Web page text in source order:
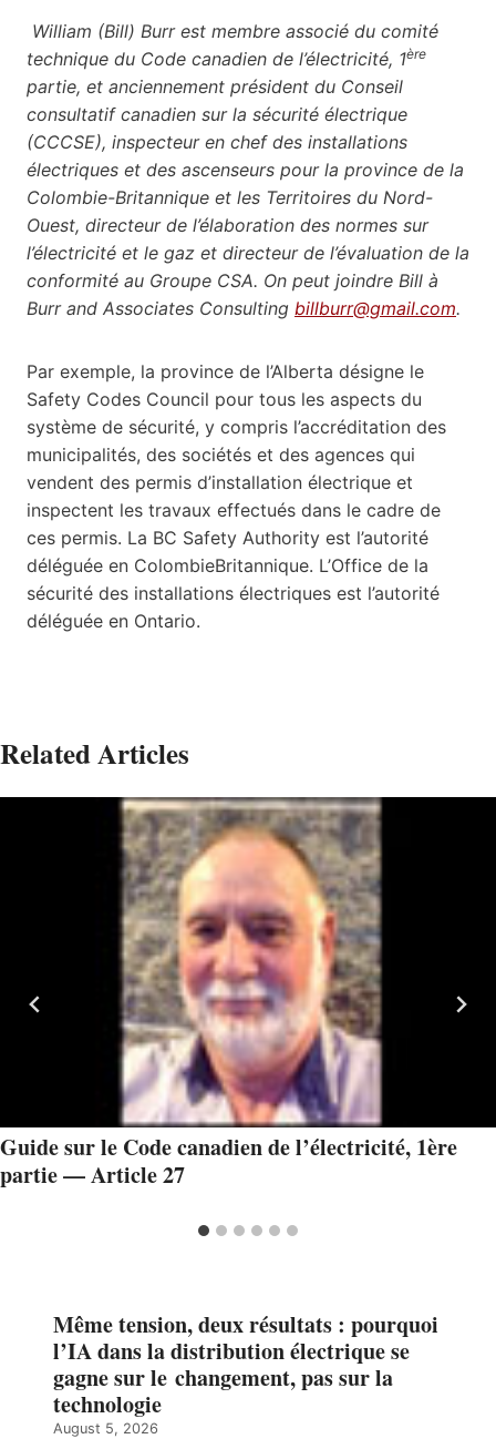
William (Bill) Burr est membre associé du comité
technique du Code canadien de l’électricité, 1ère
partie, et anciennement président du Conseil
consultatif canadien sur la sécurité électrique
(CCCSE), inspecteur en chef des installations
électriques et des ascenseurs pour la province de la
Colombie-Britannique et les Territoires du Nord-
Ouest, directeur de l’élaboration des normes sur
l’électricité et le gaz et directeur de l’évaluation de la
conformité au Groupe CSA. On peut joindre Bill à
Burr and Associates Consulting billburr@gmail.com.
Par exemple, la province de l’Alberta désigne le
Safety Codes Council pour tous les aspects du
système de sécurité, y compris l’accréditation des
municipalités, des sociétés et des agences qui
vendent des permis d’installation électrique et
inspectent les travaux effectués dans le cadre de
ces permis. La BC Safety Authority est l’autorité
déléguée en ColombieBritannique. L’Office de la
sécurité des installations électriques est l’autorité
déléguée en Ontario.
Related Articles
Guide sur le Code canadien de l’électricité, 1ère
partie — Article 27
Même tension, deux résultats : pourquoi
l’IA dans la distribution électrique se
gagne sur le changement, pas sur la
technologie
August 5, 2026